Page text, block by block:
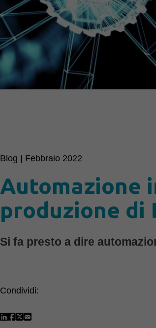
Blog | Febbraio 2022
Automazione
produzione di
Si fa presto a dire
Condividi: